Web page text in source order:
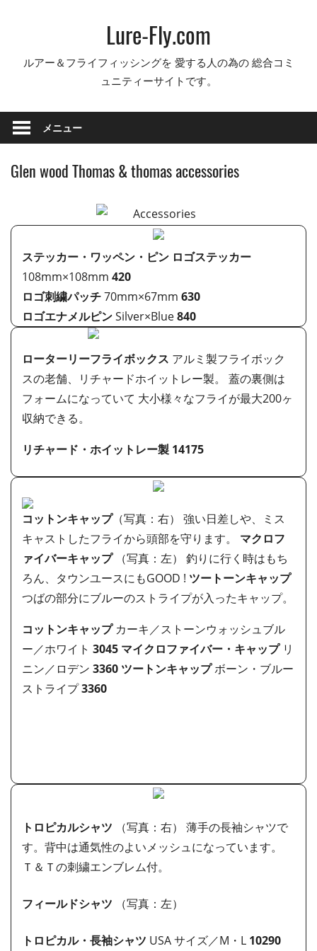
Lure-Fly.com
ルアー＆フライフィッシングを 愛する人の為の 総合コミ
ュニティーサイトです。
メニュー
Glen wood Thomas & thomas accessories
ステッカー・ワッペン・ピン ロゴステッカー
108mm×108mm 420
ロゴ刺繍パッチ70mm×67mm 630
ロゴエナメルピンSilver×Blue840
ローターリーフライボックス アルミ製フライボック
スの老舗、リチャードホイットレー製。 蓋の裏側は
フォームになっていて 大小様々なフライが最大200ヶ
収納できる。
リチャード・ホイットレー製 14175
コットンキャップ（写真：右） 強い日差しや、ミス
キャストしたフライから頭部を守ります。 マクロフ
ァイバーキャップ（写真：左） 釣りに行く時はもち
ろん、タウンユースにもGOOD ! ツートーンキャップ
つばの部分にブルーのストライプが入ったキャップ。
コットンキャップカーキ／ストーンウォッシュブル
ー／ホワイト 3045 マイクロファイバー・キャップリ
ニン／ロデン 3360 ツートンキャップボーン・ブルー
ストライプ3360
トロピカルシャツ （写真：右） 薄手の長袖シャツで
す。背中は通気性のよいメッシュになっています。
Ｔ＆Ｔの刺繍エンブレム付。
フィールドシャツ （写真：左）
トロピカル・長袖シャツ USA サイズ／M・L 10290